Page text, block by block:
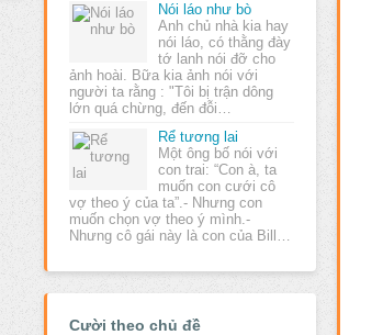
Nói láo như bò
Anh chủ nhà kia hay
nói láo, có thằng đày
tớ lanh nói đỡ cho
ảnh hoài. Bữa kia ảnh nói với
người ta rằng : "Tôi bị trận dông
lớn quá chừng, đến đỗi…
Rể tương lai
Một ông bố nói với
con trai: “Con à, ta
muốn con cưới cô
vợ theo ý của ta”.- Nhưng con
muốn chọn vợ theo ý mình.-
Nhưng cô gái này là con của Bill…
Cười theo chủ đề